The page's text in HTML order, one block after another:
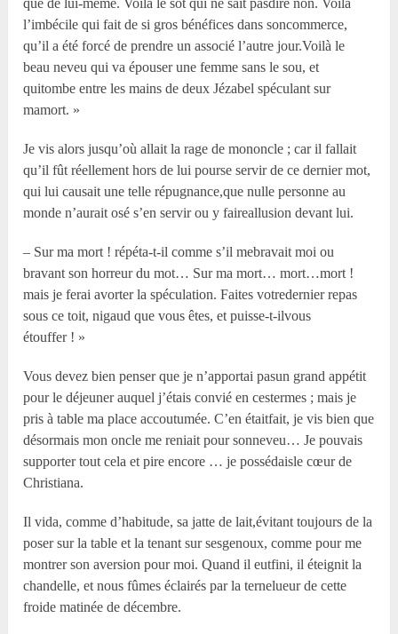
que de lui-même. Voilà le sot qui ne sait pasdire non. Voilà
l’imbécile qui fait de si gros bénéfices dans soncommerce,
qu’il a été forcé de prendre un associé l’autre jour.Voilà le
beau neveu qui va épouser une femme sans le sou, et
quitombe entre les mains de deux Jézabel spéculant sur
mamort. »
Je vis alors jusqu’où allait la rage de mononcle ; car il fallait
qu’il fût réellement hors de lui pourse servir de ce dernier mot,
qui lui causait une telle répugnance,que nulle personne au
monde n’aurait osé s’en servir ou y faireallusion devant lui.
– Sur ma mort ! répéta-t-il comme s’il mebravait moi ou
bravant son horreur du mot… Sur ma mort… mort…mort !
mais je ferai avorter la spéculation. Faites votredernier repas
sous ce toit, nigaud que vous êtes, et puisse-t-ilvous
étouffer ! »
Vous devez bien penser que je n’apportai pasun grand appétit
pour le déjeuner auquel j’étais convié en cestermes ; mais je
pris à table ma place accoutumée. C’en étaitfait, je vis bien que
désormais mon oncle me reniait pour sonneveu… Je pouvais
supporter tout cela et pire encore … je possédaisle cœur de
Christiana.
Il vida, comme d’habitude, sa jatte de lait,évitant toujours de la
poser sur la table et la tenant sur sesgenoux, comme pour me
montrer son aversion pour moi. Quand il eutfini, il éteignit la
chandelle, et nous fûmes éclairés par la ternelueur de cette
froide matinée de décembre.